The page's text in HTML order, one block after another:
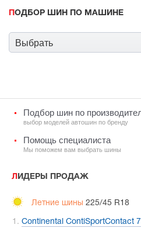
ПОДБОР ШИН ПО МАШИНЕ
Выбрать
Подбор шин по
выбор моделей автошин по бренду
Помощь специалиста
Мы поможем вам выбрать шины
ЛИДЕРЫ ПРОДАЖ
Летние шины 225/45 R18
Continental ContiSportContact 7